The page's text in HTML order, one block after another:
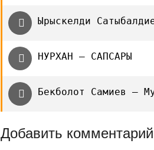
Ырыскелди
НУРХАН — САПСАРЫ
Бекболот Самиев —
Добавить комментарий